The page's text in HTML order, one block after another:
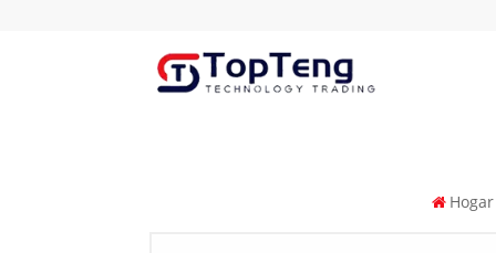
Hogar